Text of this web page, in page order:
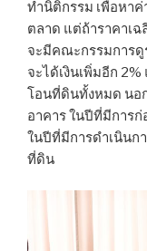
ทำนิติกรรม เพื่อหาค่
ตลาด แต่ถ้าราคาเฉ
จะมีคณะกรรมการดู
จะได้เงินเพิ่มอีก
โอนที่ดินทั้งหมด นอ
อาคาร ในปีที่มีการ
ในปีที่มีการดำเนินก
ที่ดิน